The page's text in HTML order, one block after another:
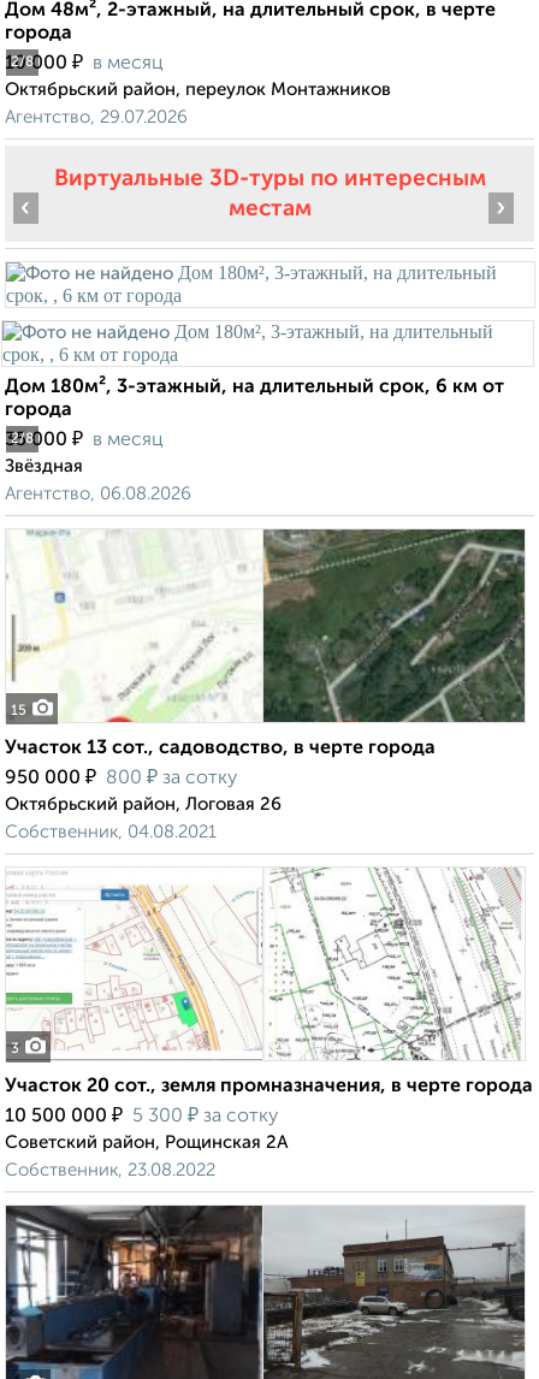
2/8
Дом 48м², 2-этажный, на длительный срок, в черте
города
10 000 ₽ в месяц
Октябрьский район, переулок Монтажников
Агентство, 29.07.2026
Виртуальные 3D-туры по интересным
местам
2/8
‹ ›
Дом 180м², 3-этажный, на длительный срок, 6 км от
города
35 000 ₽ в месяц
Звёздная
Агентство, 06.08.2026
15
Участок 13 сот., садоводство, в черте города
950 000 ₽ 800 ₽ за сотку
Октябрьский район, Логовая 26
Собственник, 04.08.2021
3
Участок 20 сот., земля промназначения, в черте города
10 500 000 ₽ 5 300 ₽ за сотку
Советский район, Рощинская 2А
Собственник, 23.08.2022